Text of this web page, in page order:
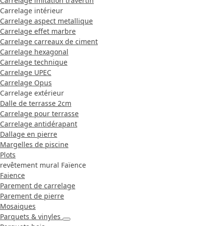
Carrelage intérieur
Carrelage aspect metallique
Carrelage effet marbre
Carrelage carreaux de ciment
Carrelage hexagonal
Carrelage technique
Carrelage UPEC
Carrelage Opus
Carrelage extérieur
Dalle de terrasse 2cm
Carrelage pour terrasse
Carrelage antidérapant
Dallage en pierre
Margelles de piscine
Plots
revêtement mural Faïence
Faience
Parement de carrelage
Parement de pierre
Mosaiques
Parquets & vinyles